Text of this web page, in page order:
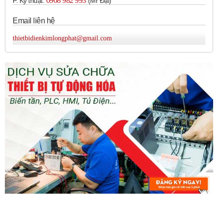
5.7 inch
7 inch
15 inch
Kích thước vật lý (chiều rộng, chiều cao, chiều sâu) sẽ khác
nhau tùy thuộc vào kích thước màn hình và model cụ thể.
Đặc điểm chung:
Màn hình cảm ứng:Hầu hết các HMI Autonics đều
được trang bị màn hình cảm ứng điện trở hoặc điện
dung, cho phép thao tác trực tiếp và dễ dàng.
Độ phân giải đa dạng:
Cung cấp nhiều tùy chọn độ
phân giải để đảm bảo hiển thị rõ ràng và sắc nét.
Hiển thị màu:Hỗ trợ hiển thị màu sắc đa dạng (lên
Email liên hệ
thietbidienkimlongphat@gmail.com